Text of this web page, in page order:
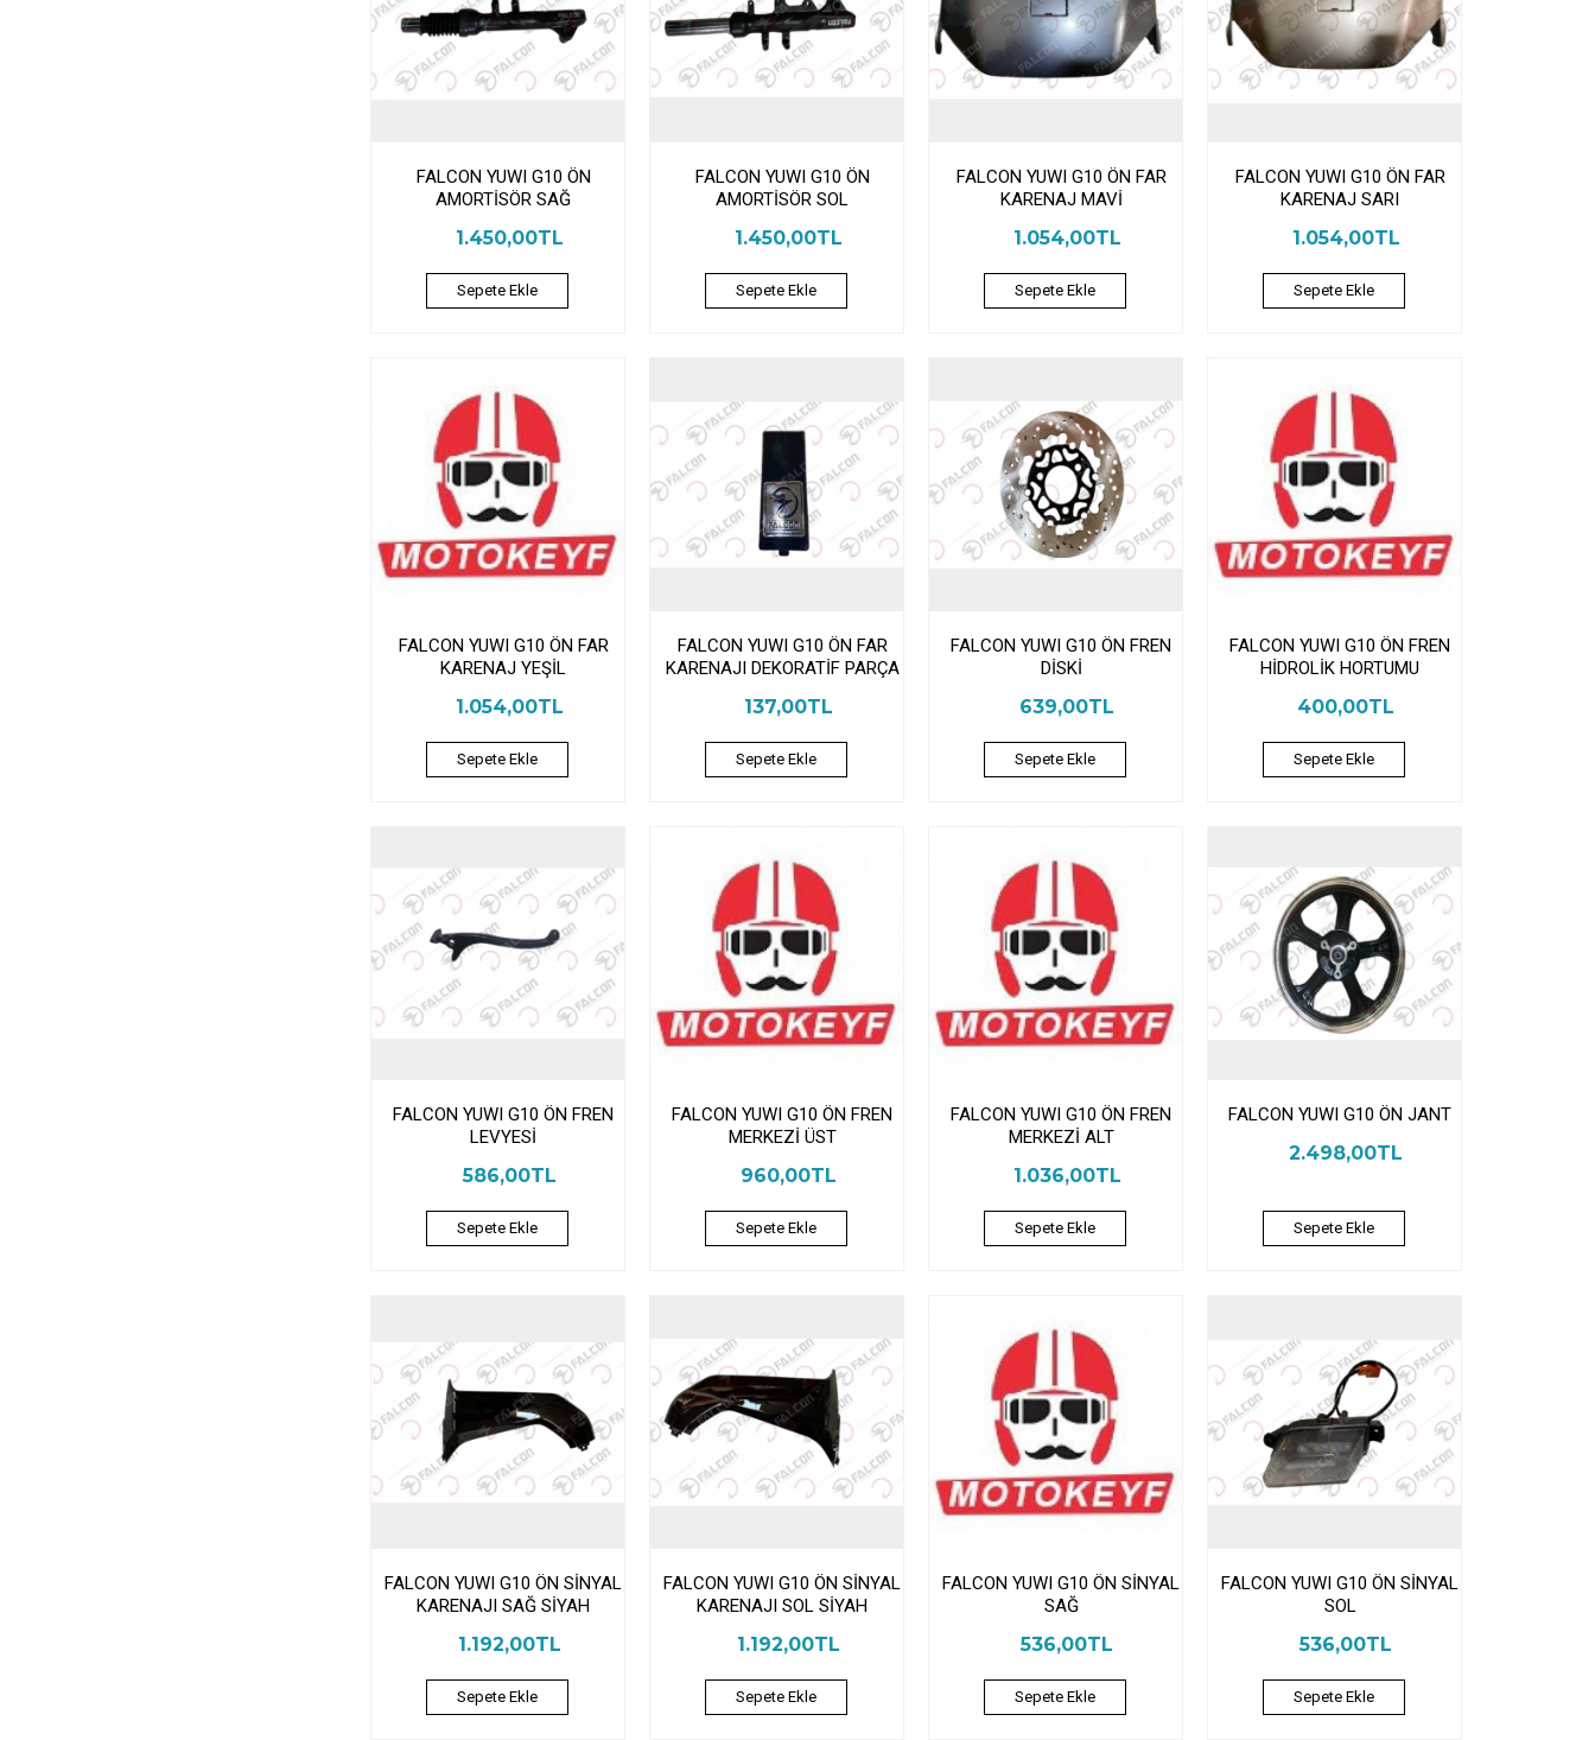
FALCON YUWI G10 ÖN
AMORTİSÖR SAĞ
1.450,00TL
Sepete Ekle
FALCON YUWI G10 ÖN
AMORTİSÖR SOL
1.450,00TL
Sepete Ekle
FALCON YUWI G10 ÖN FAR
KARENAJ MAVİ
1.054,00TL
Sepete Ekle
FALCON YUWI G10 ÖN FAR
KARENAJ SARI
1.054,00TL
Sepete Ekle
FALCON YUWI G10 ÖN FAR
KARENAJ YEŞİL
1.054,00TL
Sepete Ekle
FALCON YUWI G10 ÖN FAR
KARENAJI DEKORATİF PARÇA
137,00TL
Sepete Ekle
FALCON YUWI G10 ÖN FREN
DİSKİ
639,00TL
Sepete Ekle
FALCON YUWI G10 ÖN FREN
HİDROLİK HORTUMU
400,00TL
Sepete Ekle
FALCON YUWI G10 ÖN FREN
LEVYESİ
586,00TL
Sepete Ekle
FALCON YUWI G10 ÖN FREN
MERKEZİ ÜST
960,00TL
Sepete Ekle
FALCON YUWI G10 ÖN FREN
MERKEZİ ALT
1.036,00TL
Sepete Ekle
FALCON YUWI G10 ÖN JANT
2.498,00TL
Sepete Ekle
FALCON YUWI G10 ÖN SİNYAL
KARENAJI SAĞ SİYAH
1.192,00TL
Sepete Ekle
FALCON YUWI G10 ÖN SİNYAL
KARENAJI SOL SİYAH
1.192,00TL
Sepete Ekle
FALCON YUWI G10 ÖN SİNYAL
SAĞ
536,00TL
Sepete Ekle
FALCON YUWI G10 ÖN SİNYAL
SOL
536,00TL
Sepete Ekle